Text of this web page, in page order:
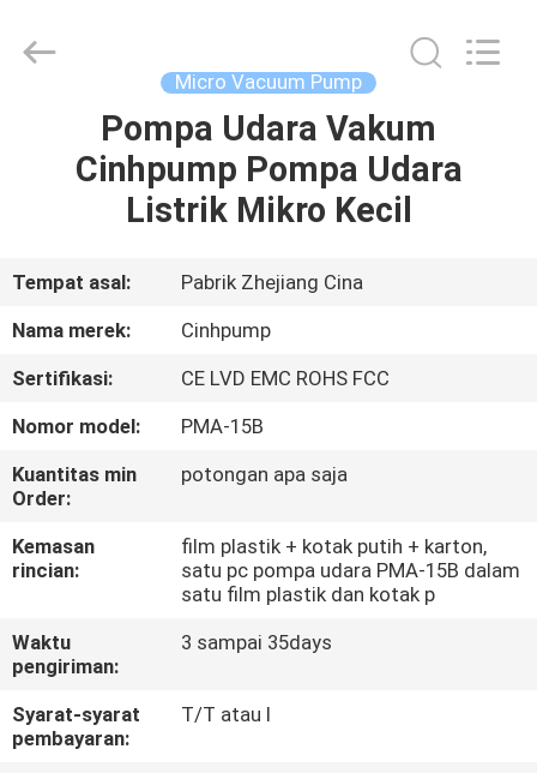
RUMAH
PRODUK
TENTANG
KAMI
TUR
PABRIK
KONTROL
KUALITAS
HUBUNGI
KAMI
BERITA
co.,limited.
Micro Vacuum Pump
Pompa Udara Vakum
Cinhpump Pompa Udara
Listrik Mikro Kecil
Tempat asal:
Pabrik Zhejiang Cina
Nama merek:
Cinhpump
Sertifikasi:
CE LVD EMC ROHS FCC
Nomor model:
PMA-15B
Kuantitas min
Order:
potongan apa saja
Kemasan
rincian:
film plastik + kotak putih + karton,
satu pc pompa udara PMA-15B dalam
satu film plastik dan kotak p
Waktu
pengiriman:
3 sampai 35days
Syarat-syarat
pembayaran:
T/T atau l